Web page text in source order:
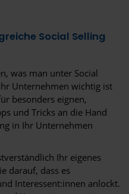
Social Selling
was man unter Social
Unternehmen wichtig ist
besonders eignen,
und Tricks an die Hand
in Ihr Unternehmen
Ihr eigenes
darauf, dass es
Interessent:innen anlockt.